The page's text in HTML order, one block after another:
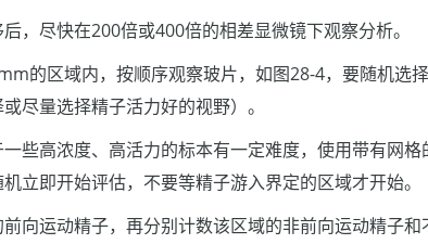
，尽快在200倍或400倍的相差显微镜下观察分析。
的区域内，按顺序观察玻片，如图28-4，要随机选
尽量选择精子活力好的视野）。
些高浓度、高活力的标本有一定难度，使用带有网
立即开始评估，不要等精子游入界定的区域才开始。
向运动精子，再分别计数该区域的非前向运动精子